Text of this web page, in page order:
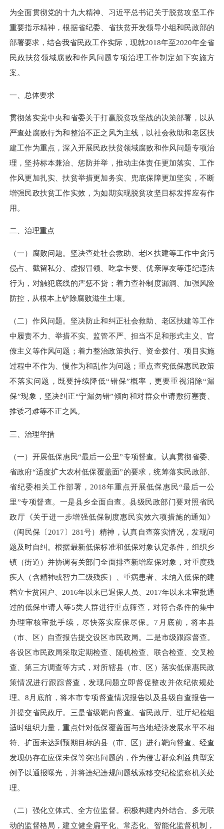
为全面贯彻党的十九大精神、习近平总书记关于脱贫攻坚工作
重要指示精神，根据省纪委、省扶贫开发领导小组和民政部的
部署要求，结合我省民政工作实际，现就2018年至2020年全省
民政扶贫领域腐败和作风问题专项治理工作制定如下实施方
案。
一、总体要求
贯彻落实党中央和省委关于打赢脱贫攻坚战的决策部署，以从
严查处腐败行为和整治不正之风为主线，以社会救助和老区扶
建工作为重点，深入开展民政扶贫领域腐败和作风问题专项治
理，坚持标本兼治、惩防并举，推动主体责任更加落实、工作
作风更加扎实、扶贫举措更加务实、兜底保障更加坚实，不断
增强民政扶贫工作实效，为如期实现脱贫攻坚目标发挥应有作
用。
二、治理重点
（一）腐败问题。坚决查处社会救助、老区扶建等工作中贪污
侵占、截留私分、虚报冒领、吃拿卡要、优亲厚友等违纪违法
行为，对触犯底线的严惩不贷；着力查补制度漏洞、加强风险
防控，从根本上铲除腐败滋生土壤。
（二）作风问题。坚决防止和纠正社会救助、老区扶建等工作
中履责不力、举措不实、监管不严、担当不足和形式主义、官
僚主义等作风问题；着力整治政策执行、资金拨付、项目实施
过程中不作为、慢作为和乱作为问题；重点查究低保惠民政策
不落实问题，既要持续降低“错保”概率，更要重视消除“漏
保”现象，坚决纠正“宁漏勿错”倾向和对群众申请敷衍塞责、
推诿刁难等不正之风。
三、治理举措
（一）开展低保惠民“最后一公里”专项督查。认真贯彻省委、
省政府“适度扩大农村低保覆盖面”的要求，统筹落实民政部、
省纪委相关工作部署， 2018年重点开展低保惠民“最后一公
里”专项督查。一是县乡全面自查。县级民政部门要对照省民
政厅《关于进一步增强低保制度惠民实效六项措施的通知》
（闽民保〔2017〕 281号）精神，认真自查落实情况，发现问
题及时自纠。根据最新低保标准和低保对象认定条件，组织乡
镇（街道）并协调有关部门全面排查新增应保对象，对重度残
疾人（含精神或智力三级残疾）、重病患者、未纳入低保的建
档立卡贫困户、 2016年以来已退保人员、 2017年以来未审批通
过的低保申请人等5类人群进行重点筛查，对符合条件的集中
办理审核审批手续，尽快落实应保尽保。 7 月底前，将本县
（市、区）自查报告提交设区市民政局。二是市级跟踪督查。
各设区市民政局采取定期检查、随机检查、联合检查、交叉检
查、第三方调查等方式，对所辖县（市、区）落实低保惠民政
策情况进行跟踪督查，发现问题立即督促整改并依纪依规处
理。 8 月底前，将本市专项督查情况报告以及县级自查报告一
并提交省民政厅。三是省级靶向督查。省民政厅、驻厅纪检组
适时组织力量，重点针对低保覆盖面与当地经济发展水平不相
符、扩面未达到预期目标的县（市、区）进行靶向督查。经查
发现仍存在应保未保等突出问题的，作为侵害群众利益典型案
例予以通报曝光，并将违纪违规问题线索移交纪检监察机关处
理。
（二）强化立体式、全方位监督。积极构建内外结合、多元联
动的监督格局，建立健全扁平化、常态化、智能化监督机制，